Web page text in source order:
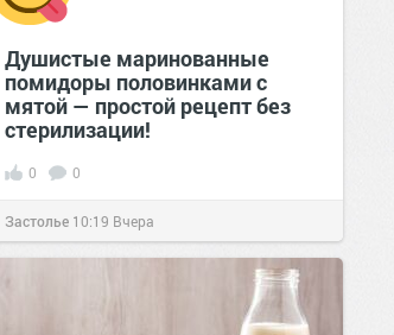
Душистые маринованные
помидоры половинками с
мятой — простой рецепт без
стерилизации!
0 0
Застолье 10:19 Вчера